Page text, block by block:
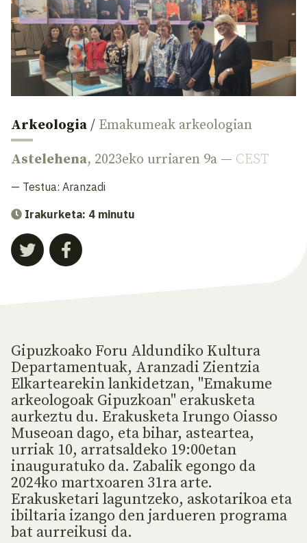
Arkeologia / Emakumeak arkeologian
Astelehena, 2023eko urriaren 9a — CEST
— Testua: Aranzadi
Irakurketa: 4 minutu
Gipuzkoako Foru Aldundiko Kultura
Departamentuak, Aranzadi Zientzia
Elkartearekin lankidetzan, "Emakume
arkeologoak Gipuzkoan" erakusketa
aurkeztu du. Erakusketa Irungo Oiasso
Museoan dago, eta bihar, asteartea,
urriak 10, arratsaldeko 19:00etan
inauguratuko da. Zabalik egongo da
2024ko martxoaren 31ra arte.
Erakusketari laguntzeko, askotarikoa eta
ibiltaria izango den jardueren programa
bat aurreikusi da.